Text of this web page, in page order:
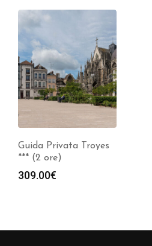
Guida Privata Troyes
*** (2 ore)
309.00€